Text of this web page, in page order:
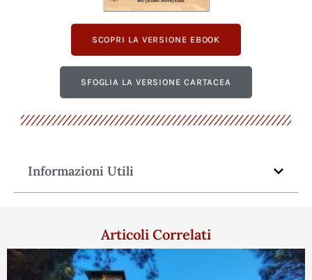
SCOPRI LA VERSIONE EBOOK
SFOGLIA LA VERSIONE CARTACEA
Informazioni Utili
Articoli Correlati